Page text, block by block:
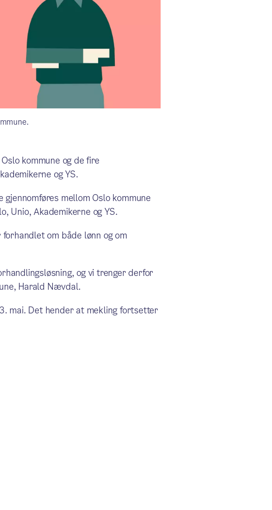
kommune og de fire
og YS.
mellom Oslo kommune
Unio, Akademikerne og YS.
om både lønn og om
og vi trenger derfor
Harald Nævdal.
mai. Det hender at mekling fortsetter